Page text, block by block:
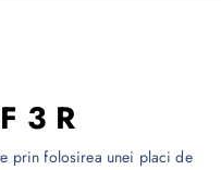
3 R
prin folosirea unei placi de